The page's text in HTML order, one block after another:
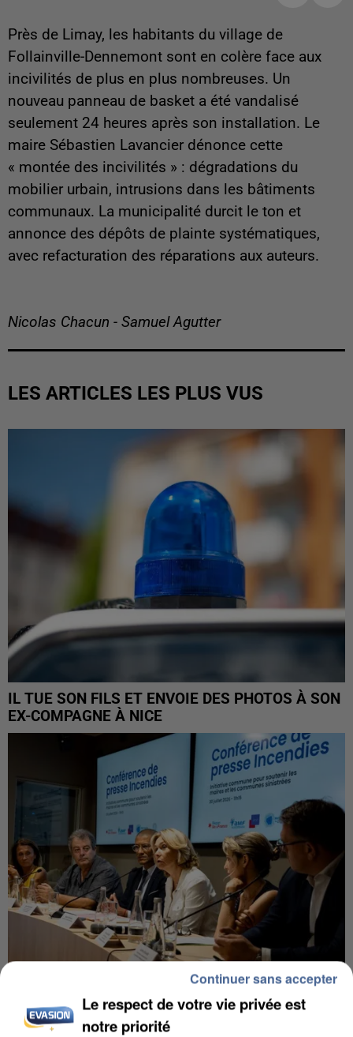
Près de Limay, les habitants du village de
Follainville-Dennemont sont en colère face aux
incivilités de plus en plus nombreuses. Un
nouveau panneau de basket a été vandalisé
seulement 24 heures après son installation. Le
maire Sébastien Lavancier dénonce cette
« montée des incivilités » : dégradations du
mobilier urbain, intrusions dans les bâtiments
communaux. La municipalité durcit le ton et
annonce des dépôts de plainte systématiques,
avec refacturation des réparations aux auteurs.
Nicolas Chacun - Samuel Agutter
LES ARTICLES LES PLUS VUS
IL TUE SON FILS ET ENVOIE DES PHOTOS À SON
EX-COMPAGNE À NICE
INCENDIES : L’ÎLE-DE-FRANCE LANCE UN ÉLAN
DE SOLIDARITÉ AVEC LES...
Le respect de votre vie privée est
notre priorité
Continuer sans accepter